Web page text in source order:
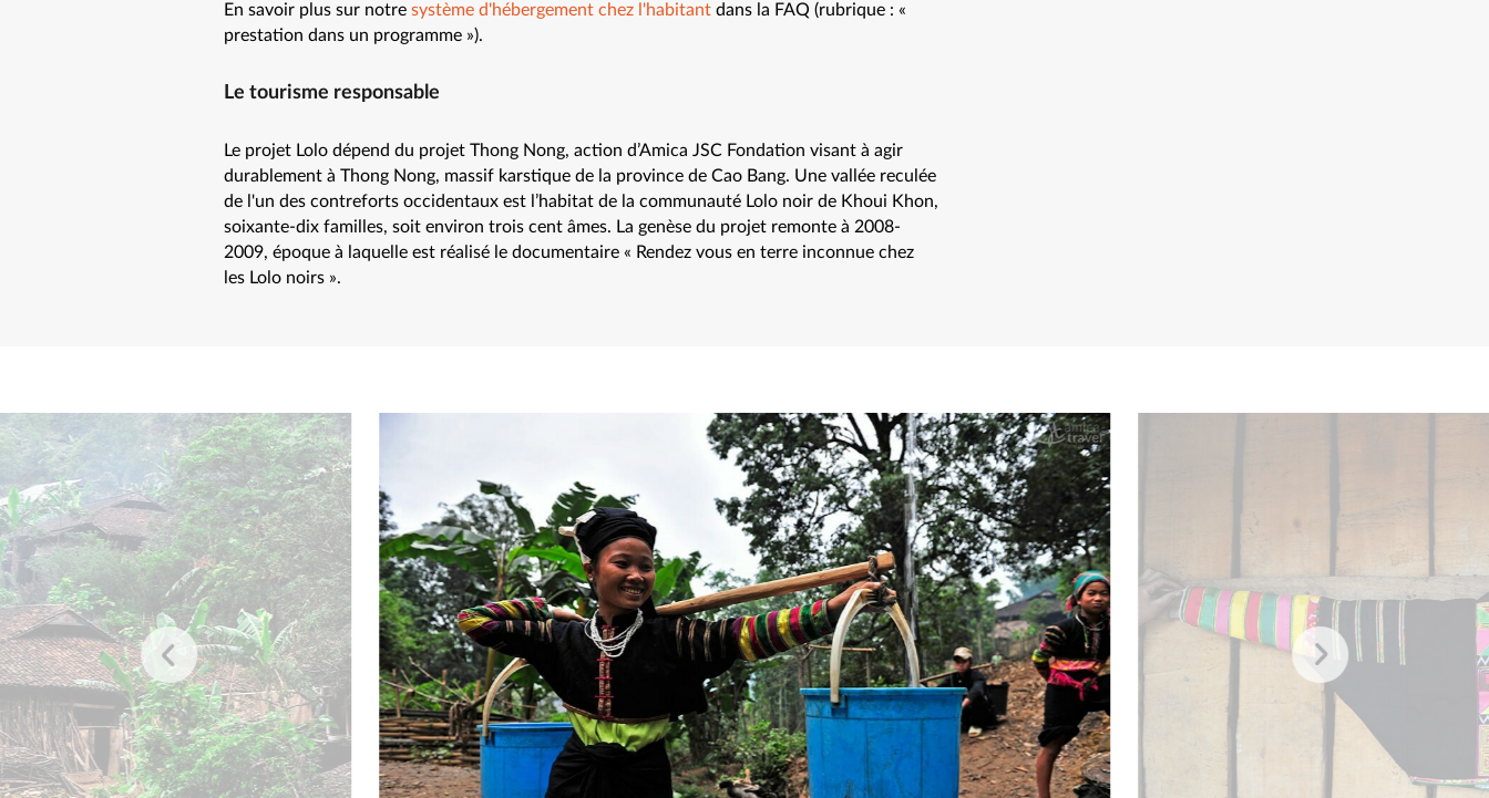
En savoir plus sur notre système d'hébergement chez l'habitant dans la FAQ (rubrique : «
prestation dans un programme »).
Le tourisme responsable
Le projet Lolo dépend du projet Thong Nong, action d’Amica JSC Fondation visant à agir
durablement à Thong Nong, massif karstique de la province de Cao Bang. Une vallée reculée
de l'un des contreforts occidentaux est l’habitat de la communauté Lolo noir de Khoui Khon,
soixante-dix familles, soit environ trois cent âmes. La genèse du projet remonte à 2008-
2009, époque à laquelle est réalisé le documentaire « Rendez vous en terre inconnue chez
les Lolo noirs ».